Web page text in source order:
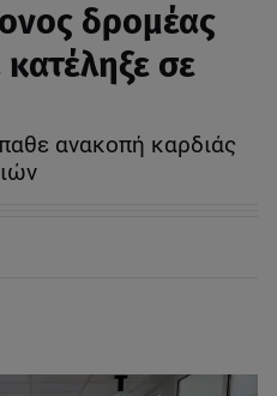
δρομέας
σε
ανακοπή καρδιάς